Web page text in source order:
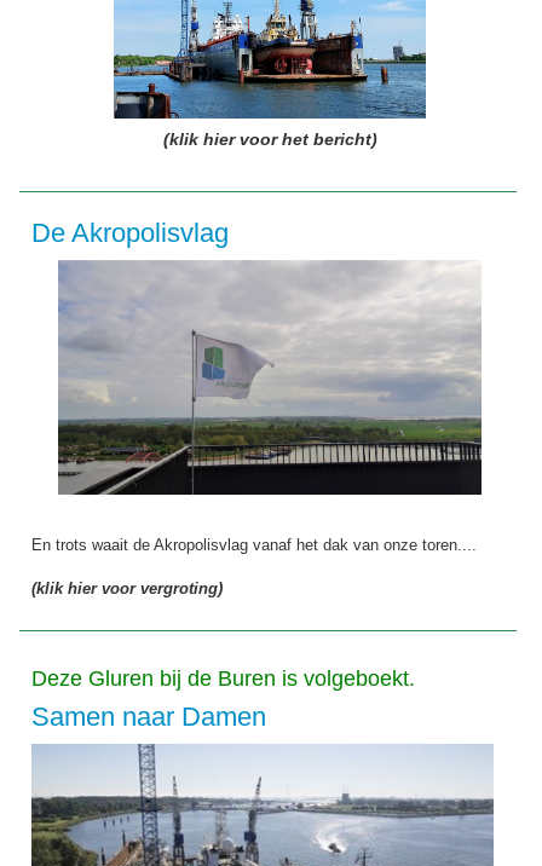
(klik hier voor het bericht)
De Akropolisvlag
En trots waait de Akropolisvlag vanaf het dak van onze toren....
(klik hier voor vergroting)
Deze Gluren bij de Buren is volgeboekt.
Samen naar Damen